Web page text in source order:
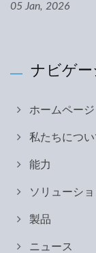
05 Jan, 2026
ナビゲ
ホームページ
私たちについ
能力
ソリューシ
製品
ニュース